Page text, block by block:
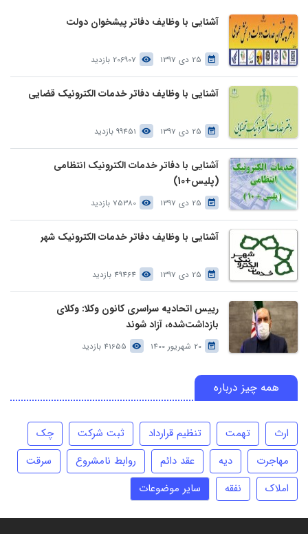
آشنایی با وظایف دفاتر پیشخوان دولت
25 دی 1397 206907 بازدید
آشنایی با وظایف دفاتر خدمات الکترونیک قضایی
25 دی 1397 99451 بازدید
آشنایی با دفاتر خدمات الکترونیک انتظامی
(پلیس+10)
25 دی 1397 75380 بازدید
آشنایی با وظایف دفاتر خدمات الکترونیک شهر
25 دی 1397 49464 بازدید
رییس اتحادیه سراسری کانون وکلا: وکلای
بازداشت‌شده، آزاد شوند
20 شهریور 1400 41655 بازدید
همه چیز درباره
ارث تهمت تنظیم قرارداد ثبت شرکت
چک
مهاجرت
دیه عقد دائم روابط نامشروع
سرقت
املاک
نفقه سایر موضوعات